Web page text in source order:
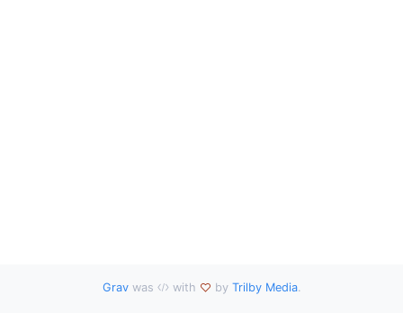
Gravwas with by Trilby Media.